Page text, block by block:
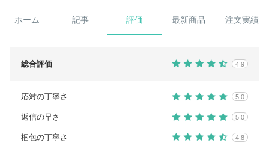
ホーム 記事 評価 最新商品 注文実績
総合評価 4.9
応対の丁寧さ 5.0
返信の早さ 5.0
梱包の丁寧さ 4.8